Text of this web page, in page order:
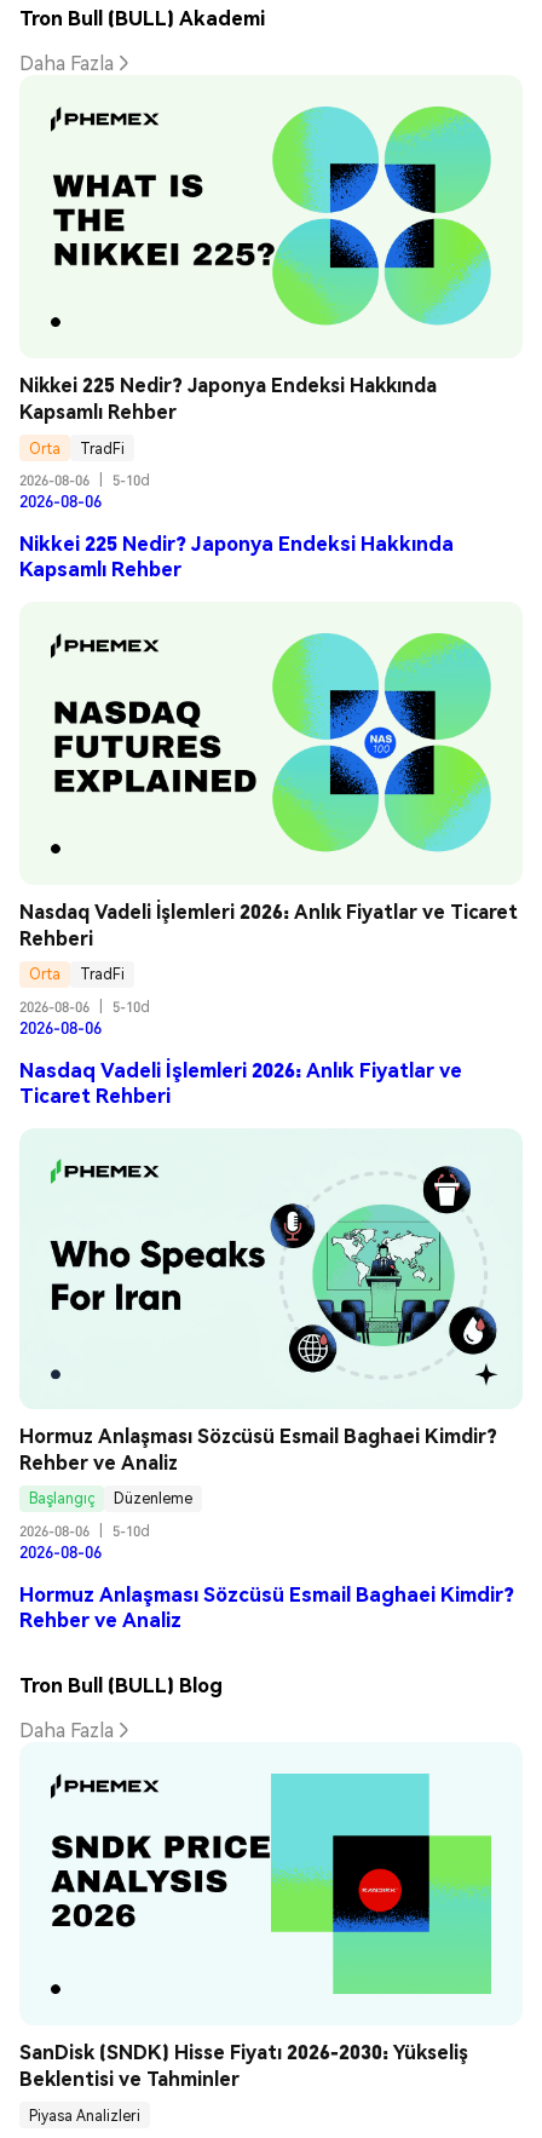
Tron Bull (BULL) Akademi
Daha Fazla
Nikkei 225 Nedir? Japonya Endeksi Hakkında
Kapsamlı Rehber
Orta
TradFi
2026-08-06
5-10d
2026-08-06
Nikkei 225 Nedir? Japonya Endeksi Hakkında
Kapsamlı Rehber
Nasdaq Vadeli İşlemleri 2026: Anlık Fiyatlar ve Ticaret
Rehberi
Orta
TradFi
2026-08-06
5-10d
2026-08-06
Nasdaq Vadeli İşlemleri 2026: Anlık Fiyatlar ve
Ticaret Rehberi
Hormuz Anlaşması Sözcüsü Esmail Baghaei Kimdir?
Rehber ve Analiz
Başlangıç
Düzenleme
2026-08-06
5-10d
2026-08-06
Hormuz Anlaşması Sözcüsü Esmail Baghaei Kimdir?
Rehber ve Analiz
Tron Bull (BULL) Blog
Daha Fazla
SanDisk (SNDK) Hisse Fiyatı 2026-2030: Yükseliş
Beklentisi ve Tahminler
Piyasa Analizleri